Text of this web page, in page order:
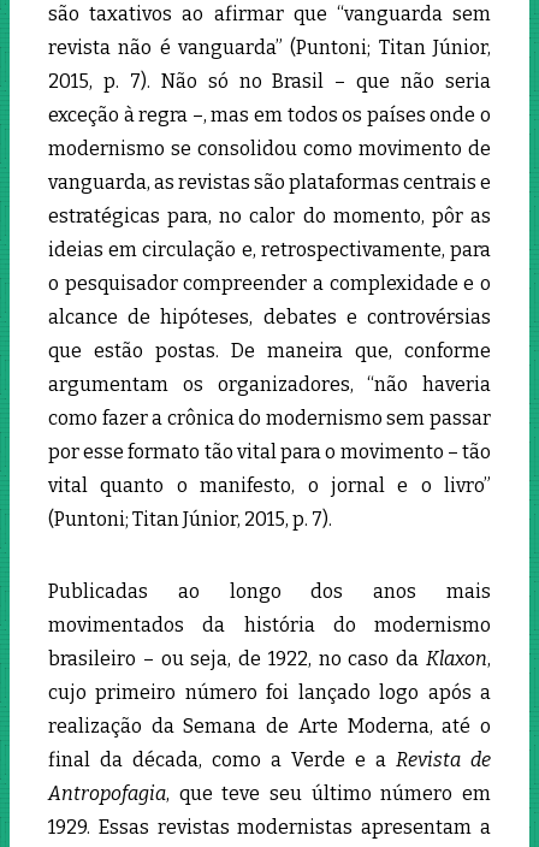
são taxativos ao afirmar que “vanguarda sem
revista não é vanguarda” (Puntoni; Titan Júnior,
2015, p. 7). Não só no Brasil – que não seria
exceção à regra –, mas em todos os países onde o
modernismo se consolidou como movimento de
vanguarda, as revistas são plataformas centrais e
estratégicas para, no calor do momento, pôr as
ideias em circulação e, retrospectivamente, para
o pesquisador compreender a complexidade e o
alcance de hipóteses, debates e controvérsias
que estão postas. De maneira que, conforme
argumentam os organizadores, “não haveria
como fazer a crônica do modernismo sem passar
por esse formato tão vital para o movimento – tão
vital quanto o manifesto, o jornal e o livro”
(Puntoni; Titan Júnior, 2015, p. 7).
Publicadas ao longo dos anos mais
movimentados da história do modernismo
brasileiro – ou seja, de 1922, no caso da Klaxon,
cujo primeiro número foi lançado logo após a
realização da Semana de Arte Moderna, até o
final da década, como a Verde e a Revista de
Antropofagia, que teve seu último número em
1929. Essas revistas modernistas apresentam a